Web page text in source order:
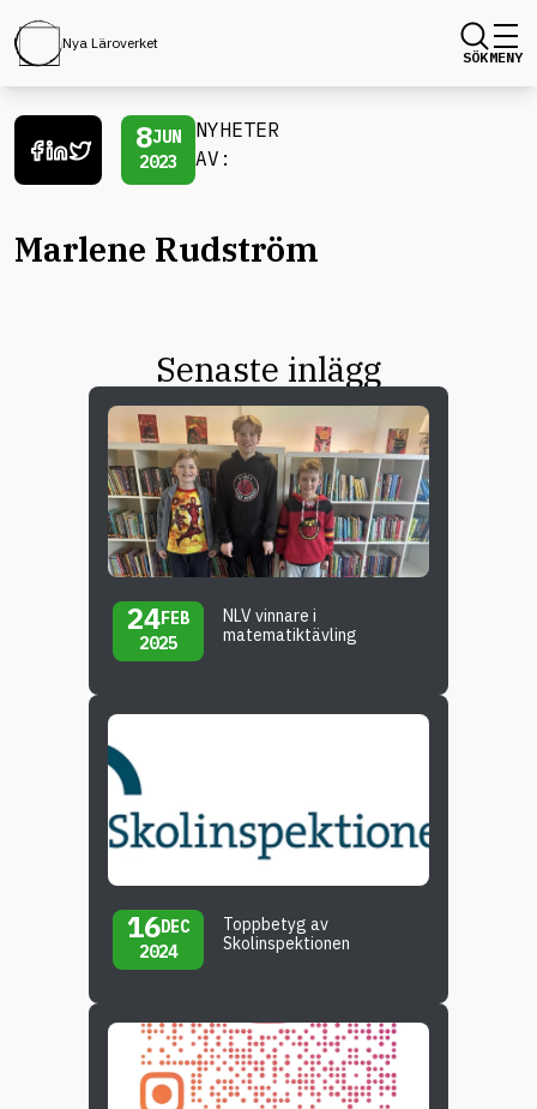
Nya Läroverket
SÖKMENY
8JUN
2023
NYHETER
AV:
Marlene Rudström
Senaste inlägg
24FEB
2025
NLV vinnare i
matematiktävling
16DEC
2024
Toppbetyg av
Skolinspektionen